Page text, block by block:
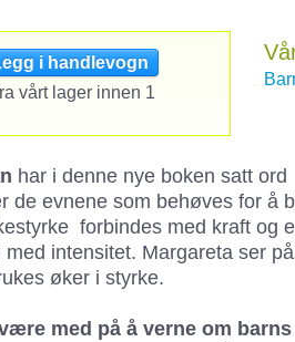
vårt lager innen 1
har i denne nye boken satt
de evnene som behøves for å
forbindes med kraft og
intensitet. Margareta ser
øker i styrke.
med på å verne om barns